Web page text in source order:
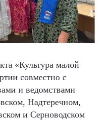
«Культура малой
совместно с
и ведомствами
Надтеречном,
и Серноводском